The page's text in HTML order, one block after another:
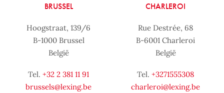
BRUSSEL
Hoogstraat, 139/6
B-1000 Brussel
België
Tel. +32 2 381 11 91
brussels@lexing.be
CHARLEROI
Rue Destrée, 68
B-6001 Charleroi
België
Tel. +3271555308
charleroi@lexing.be